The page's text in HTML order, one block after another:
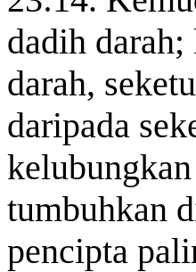
dadih
darah,
daripada
tumbuhkan
pencipta